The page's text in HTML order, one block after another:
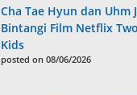
Cha Tae Hyun dan Uhm
Bintangi Film Netflix
Kids
posted on 08/06/2026